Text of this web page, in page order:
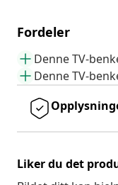
Fordeler
Denne TV-
Denne TV-
Liker du det